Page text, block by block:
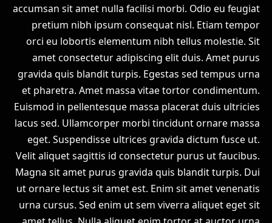
accumsan sit amet nulla facilisi morbi. Odio eu feugiat
pretium nibh ipsum consequat nisl. Etiam tempor
orci eu lobortis elementum nibh tellus molestie. Sit
amet consectetur adipiscing elit duis. Amet purus
gravida quis blandit turpis. Egestas sed tempus urna
et pharetra. Amet massa vitae tortor condimentum.
Euismod in pellentesque massa placerat duis ultricies
lacus sed. Ullamcorper morbi tincidunt ornare massa
eget. Suspendisse ultrices gravida dictum fusce ut.
Velit aliquet sagittis id consectetur purus ut faucibus.
Magna sit amet purus gravida quis blandit turpis. Dui
ut ornare lectus sit amet est. Enim sit amet venenatis
urna cursus. Sed enim ut sem viverra aliquet eget sit